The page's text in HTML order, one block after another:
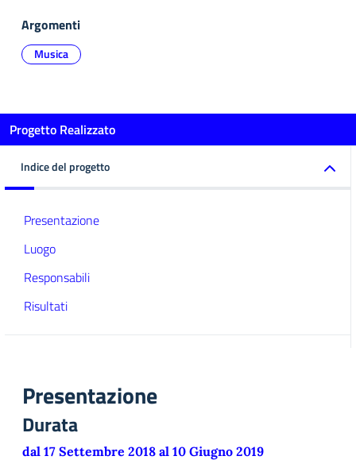
Argomenti
Musica
Progetto Realizzato
Indice del progetto
Presentazione
Luogo
Responsabili
Risultati
Presentazione
Durata
dal 17 Settembre 2018 al 10 Giugno 2019